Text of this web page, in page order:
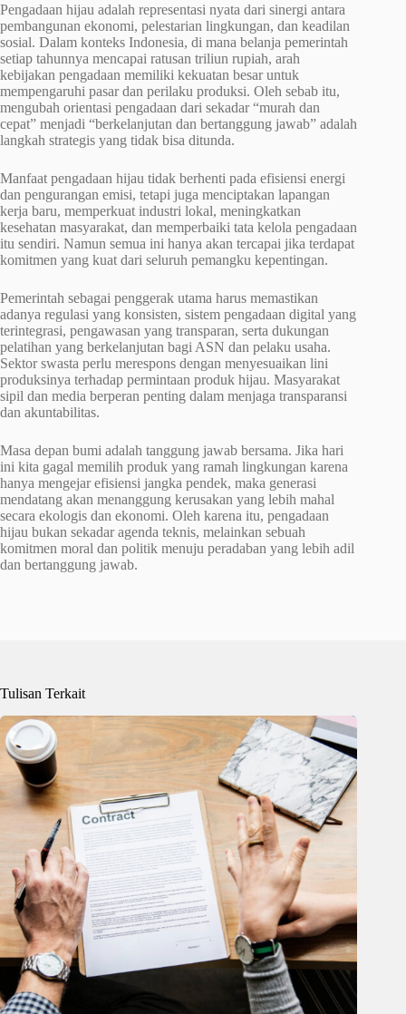
Pengadaan hijau adalah representasi nyata dari sinergi antara
pembangunan ekonomi, pelestarian lingkungan, dan keadilan
sosial. Dalam konteks Indonesia, di mana belanja pemerintah
setiap tahunnya mencapai ratusan triliun rupiah, arah
kebijakan pengadaan memiliki kekuatan besar untuk
mempengaruhi pasar dan perilaku produksi. Oleh sebab itu,
mengubah orientasi pengadaan dari sekadar “murah dan
cepat” menjadi “berkelanjutan dan bertanggung jawab” adalah
langkah strategis yang tidak bisa ditunda.
Manfaat pengadaan hijau tidak berhenti pada efisiensi energi
dan pengurangan emisi, tetapi juga menciptakan lapangan
kerja baru, memperkuat industri lokal, meningkatkan
kesehatan masyarakat, dan memperbaiki tata kelola pengadaan
itu sendiri. Namun semua ini hanya akan tercapai jika terdapat
komitmen yang kuat dari seluruh pemangku kepentingan.
Pemerintah sebagai penggerak utama harus memastikan
adanya regulasi yang konsisten, sistem pengadaan digital yang
terintegrasi, pengawasan yang transparan, serta dukungan
pelatihan yang berkelanjutan bagi ASN dan pelaku usaha.
Sektor swasta perlu merespons dengan menyesuaikan lini
produksinya terhadap permintaan produk hijau. Masyarakat
sipil dan media berperan penting dalam menjaga transparansi
dan akuntabilitas.
Masa depan bumi adalah tanggung jawab bersama. Jika hari
ini kita gagal memilih produk yang ramah lingkungan karena
hanya mengejar efisiensi jangka pendek, maka generasi
mendatang akan menanggung kerusakan yang lebih mahal
secara ekologis dan ekonomi. Oleh karena itu, pengadaan
hijau bukan sekadar agenda teknis, melainkan sebuah
komitmen moral dan politik menuju peradaban yang lebih adil
dan bertanggung jawab.
Tulisan Terkait